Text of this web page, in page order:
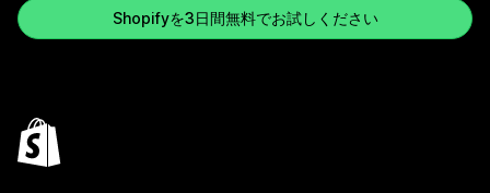
Shopifyを3日間無料でお試しください